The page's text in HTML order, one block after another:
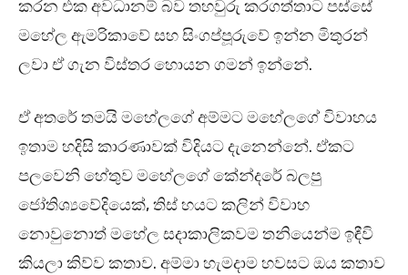
කරන එක අවධානම් බව තහවුරු කරගත්තාට පස්සේ
මහේල ඇමරිකාවේ සහ සිංගප්පූරුවේ ඉන්න මිතුරන්
ලවා ඒ ගැන විස්තර හොයන ගමන් ඉන්නේ.
ඒ අතරේ තමයි මහේලගේ අම්මට මහේලගේ විවාහය
ඉතාම හදිසි කාරණාවක් විදියට දැනෙන්නේ. ඒකට
පලවෙනි හේතුව මහේලගේ කේන්දරේ බලපු
ජෝතිශ්‍යවේදියෙක්, තිස් හයට කලින් විවාහ
නොවුනොත් මහේල සදාකාලිකවම තනියෙන්ම ඉඳීවි
කියලා කිව්ව කතාව. අම්මා හැමදාම හවසට ඔය කතාව